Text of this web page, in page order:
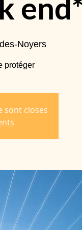
Noyers
protéger
sont closes